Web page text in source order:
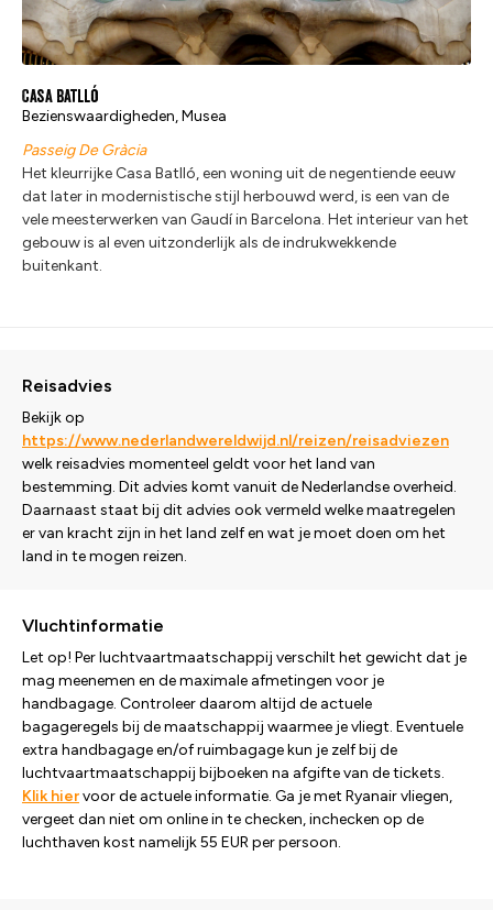
Casa Batlló
Bezienswaardigheden, Musea
Passeig De Gràcia
Het kleurrijke Casa Batlló, een woning uit de negentiende eeuw
dat later in modernistische stijl herbouwd werd, is een van de
vele meesterwerken van Gaudí in Barcelona. Het interieur van het
gebouw is al even uitzonderlijk als de indrukwekkende
buitenkant.
Reisadvies
Bekijk op
https://www.nederlandwereldwijd.nl/reizen/reisadviezen
welk reisadvies momenteel geldt voor het land van
bestemming. Dit advies komt vanuit de Nederlandse overheid.
Daarnaast staat bij dit advies ook vermeld welke maatregelen
er van kracht zijn in het land zelf en wat je moet doen om het
land in te mogen reizen.
Vluchtinformatie
Let op! Per luchtvaartmaatschappij verschilt het gewicht dat je
mag meenemen en de maximale afmetingen voor je
handbagage. Controleer daarom altijd de actuele
bagageregels bij de maatschappij waarmee je vliegt. Eventuele
extra handbagage en/of ruimbagage kun je zelf bij de
luchtvaartmaatschappij bijboeken na afgifte van de tickets.
Klik hiervoor de actuele informatie. Ga je met Ryanair vliegen,
vergeet dan niet om online in te checken, inchecken op de
luchthaven kost namelijk 55 EUR per persoon.